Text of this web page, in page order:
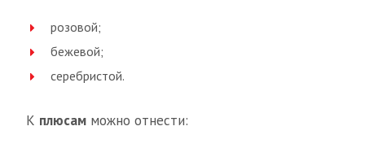
розовой;
бежевой;
серебристой.
К плюсам можно отнести: